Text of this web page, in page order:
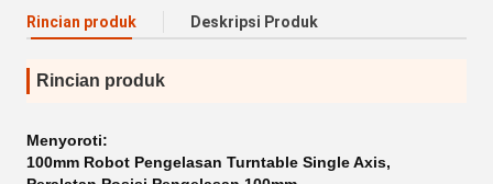
Rincian produk Deskripsi Produk
Rincian produk
Menyoroti:
100mm Robot Pengelasan Turntable Single Axis,